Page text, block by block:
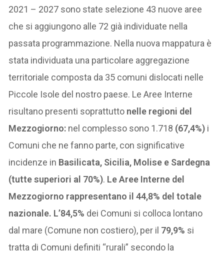
2021 – 2027 sono state selezione 43 nuove aree
che si aggiungono alle 72 già individuate nella
passata programmazione. Nella nuova mappatura è
stata individuata una particolare aggregazione
territoriale composta da 35 comuni dislocati nelle
Piccole Isole del nostro paese. Le Aree Interne
risultano presenti soprattutto nelle regioni del
Mezzogiorno: nel complesso sono 1.718 (67,4%) i
Comuni che ne fanno parte, con significative
incidenze in Basilicata, Sicilia, Molise e Sardegna
(tutte superiori al 70%). Le Aree Interne del
Mezzogiorno rappresentano il 44,8% del totale
nazionale. L’84,5% dei Comuni si colloca lontano
dal mare (Comune non costiero), per il 79,9% si
tratta di Comuni definiti “rurali” secondo la